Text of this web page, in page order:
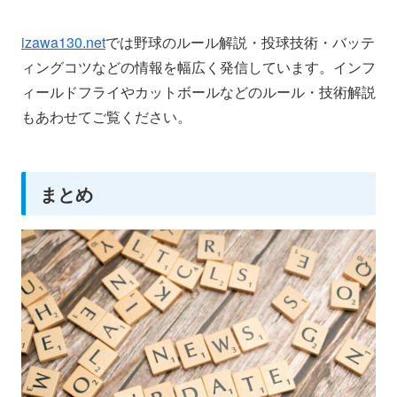
izawa130.netでは野球のルール解説・投球技術・バッテ
ィングコツなどの情報を幅広く発信しています。インフ
ィールドフライやカットボールなどのルール・技術解説
もあわせてご覧ください。
まとめ